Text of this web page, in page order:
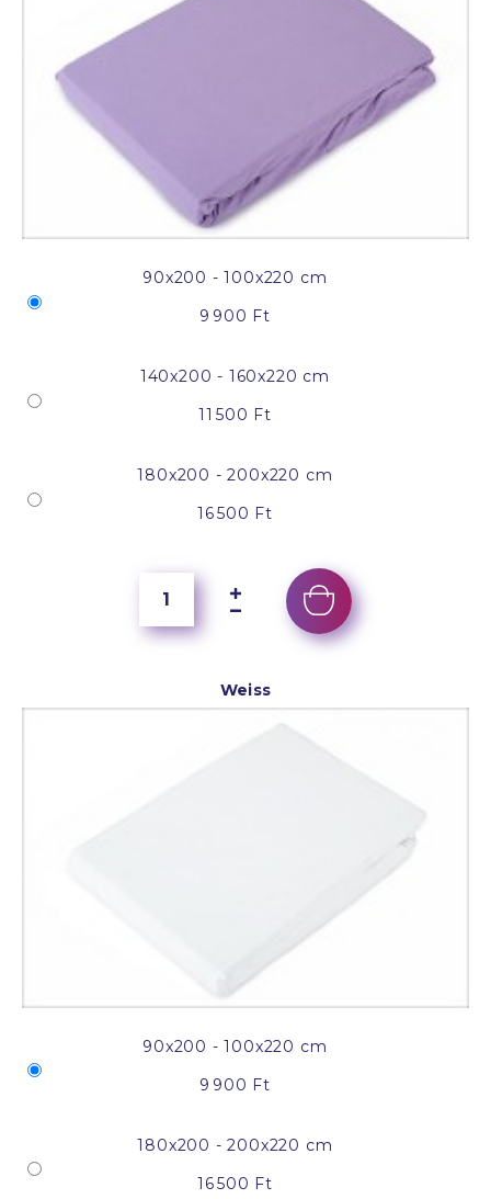
90x200 - 100x220 cm
9 900 Ft
140x200 - 160x220 cm
11 500 Ft
180x200 - 200x220 cm
16 500 Ft
Weiss
90x200 - 100x220 cm
9 900 Ft
180x200 - 200x220 cm
16 500 Ft